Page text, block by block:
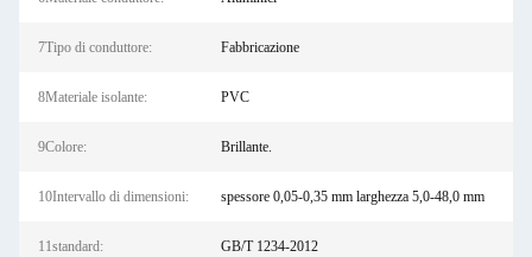
7Tipo di conduttore: Fabbricazione
8Materiale isolante: PVC
9Colore: Brillante.
10Intervallo di dimensioni: spessore 0,05-0,35 mm larghezza 5,0-48,0 mm
11standard: GB/T 1234-2012